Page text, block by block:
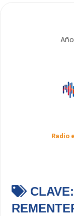
Radio
CLAVE: